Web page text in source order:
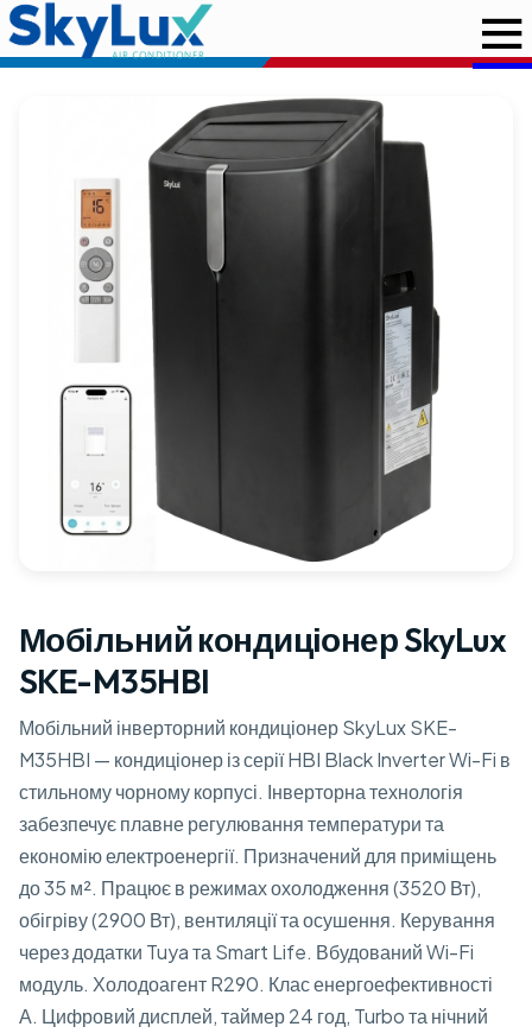
Мобільний кондиціонер SkyLux
SKE-M35HBI
Мобільний інверторний кондиціонер SkyLux SKE-
M35HBI — кондиціонер із серії HBI Black Inverter Wi-Fi в
стильному чорному корпусі. Інверторна технологія
забезпечує плавне регулювання температури та
економію електроенергії. Призначений для приміщень
до 35 м². Працює в режимах охолодження (3520 Вт),
обігріву (2900 Вт), вентиляції та осушення. Керування
через додатки Tuya та Smart Life. Вбудований Wi-Fi
модуль. Холодоагент R290. Клас енергоефективності
А. Цифровий дисплей, таймер 24 год, Turbo та нічний